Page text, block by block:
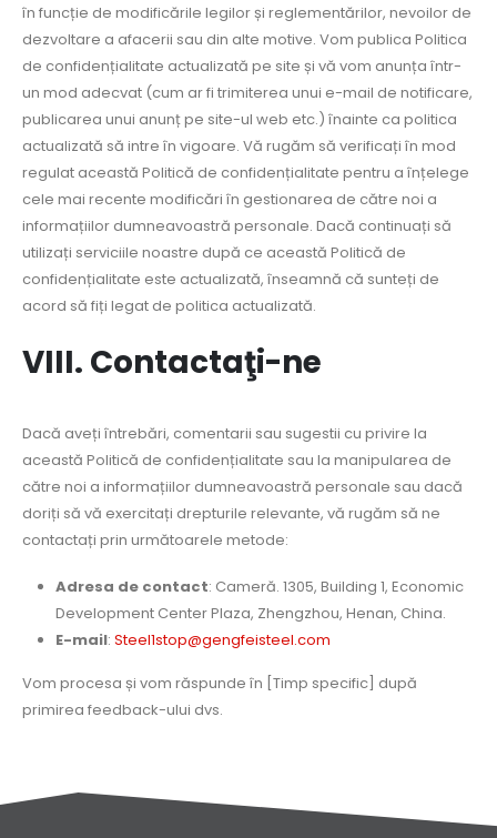
în funcție de modificările legilor și reglementărilor, nevoilor de
dezvoltare a afacerii sau din alte motive. Vom publica Politica
de confidențialitate actualizată pe site și vă vom anunța într-
un mod adecvat (cum ar fi trimiterea unui e-mail de notificare,
publicarea unui anunț pe site-ul web etc.) înainte ca politica
actualizată să intre în vigoare. Vă rugăm să verificați în mod
regulat această Politică de confidențialitate pentru a înțelege
cele mai recente modificări în gestionarea de către noi a
informațiilor dumneavoastră personale. Dacă continuați să
utilizați serviciile noastre după ce această Politică de
confidențialitate este actualizată, înseamnă că sunteți de
acord să fiți legat de politica actualizată.
VIII. Contactaţi-ne
Dacă aveți întrebări, comentarii sau sugestii cu privire la
această Politică de confidențialitate sau la manipularea de
către noi a informațiilor dumneavoastră personale sau dacă
doriți să vă exercitați drepturile relevante, vă rugăm să ne
contactați prin următoarele metode:
Adresa de contact: Cameră. 1305, Building 1, Economic
Development Center Plaza, Zhengzhou, Henan, China.
E-mail: Steel1stop@gengfeisteel.com
Vom procesa și vom răspunde în [Timp specific] după
primirea feedback-ului dvs.